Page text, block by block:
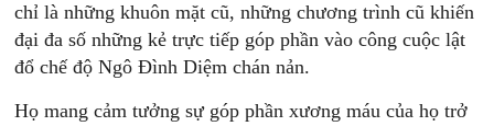
chỉ là những khuôn mặt cũ, những chương trình cũ khiến
đại đa số những kẻ trực tiếp góp phần vào công cuộc lật
đổ chế độ Ngô Đình Diệm chán nản.
Họ mang cảm tưởng sự góp phần xương máu của họ trở